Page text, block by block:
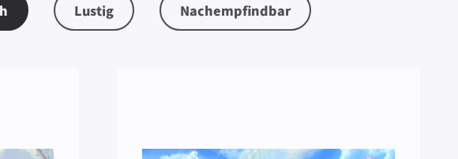
Lustig Nachempfindbar